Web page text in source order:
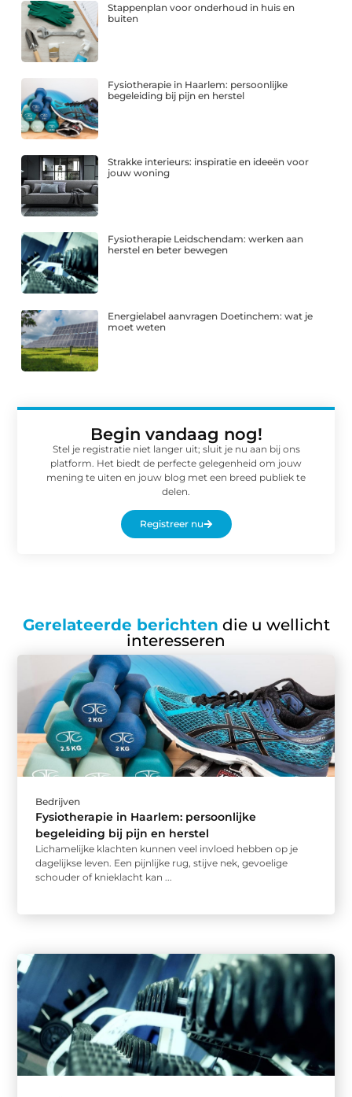
Stappenplan voor onderhoud in huis en
buiten
Fysiotherapie in Haarlem: persoonlijke
begeleiding bij pijn en herstel
Strakke interieurs: inspiratie en ideeën voor
jouw woning
Fysiotherapie Leidschendam: werken aan
herstel en beter bewegen
Energielabel aanvragen Doetinchem: wat je
moet weten
Begin vandaag nog!
Stel je registratie niet langer uit; sluit je nu aan bij ons
platform. Het biedt de perfecte gelegenheid om jouw
mening te uiten en jouw blog met een breed publiek te
delen.
Registreer nu
Gerelateerde berichten die u wellicht
interesseren
Bedrijven
Fysiotherapie in Haarlem: persoonlijke
begeleiding bij pijn en herstel
Lichamelijke klachten kunnen veel invloed hebben op je
dagelijkse leven. Een pijnlijke rug, stijve nek, gevoelige
schouder of knieklacht kan ...